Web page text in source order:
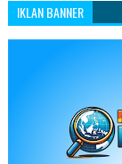
IKLAN BANNER